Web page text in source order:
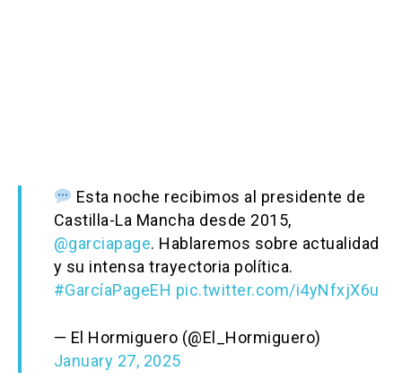
Esta noche recibimos al presidente de
Castilla-La Mancha desde 2015,
@garciapage. Hablaremos sobre actualidad
y su intensa trayectoria política.
#GarcíaPageEH pic.twitter.com/i4yNfxjX6u
— El Hormiguero (@El_Hormiguero)
January 27, 2025